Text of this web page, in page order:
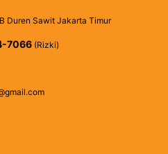
Duren Sawit Jakarta Timur
7066(Rizki)